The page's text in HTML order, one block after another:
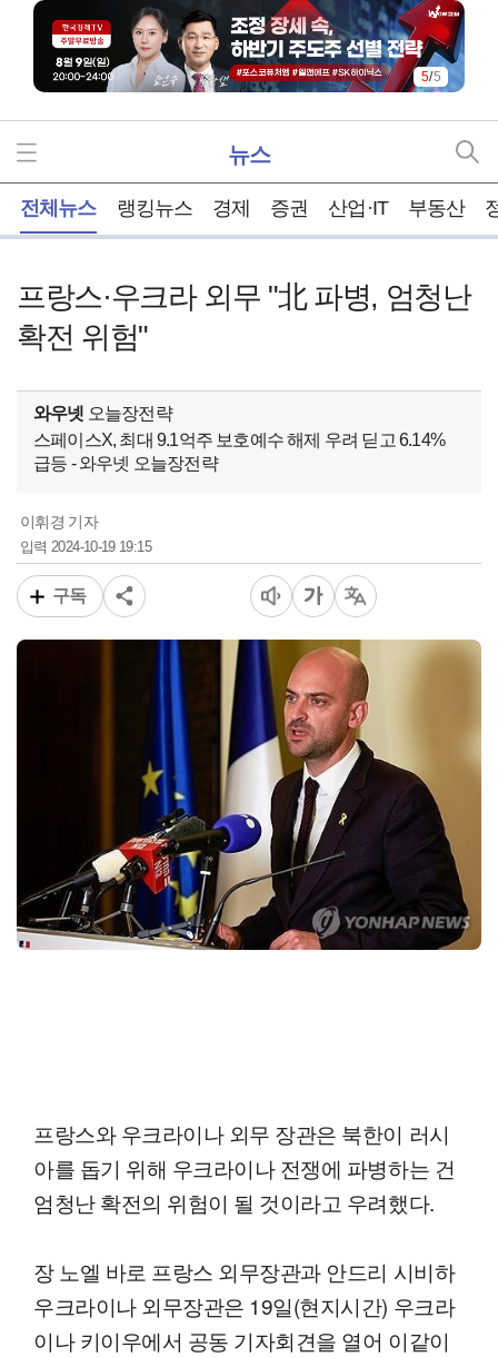
5/5
뉴스
전체뉴스 랭킹뉴스 경제 증권 산업·IT 부동산
프랑스·우크라 외무 "北 파병, 엄청난
확전 위험"
와우넷 오늘장전략
스페이스X, 최대 9.1억주 보호예수 해제 우려 딛고 6.14%
급등 - 와우넷 오늘장전략
이휘경 기자
입력2024-10-19 19:15
구독
프랑스와 우크라이나 외무 장관은 북한이 러시
아를 돕기 위해 우크라이나 전쟁에 파병하는 건
엄청난 확전의 위험이 될 것이라고 우려했다.
장 노엘 바로 프랑스 외무장관과 안드리 시비하
우크라이나 외무장관은 19일(현지시간) 우크라
이나 키이우에서 공동 기자회견을 열어 이같이